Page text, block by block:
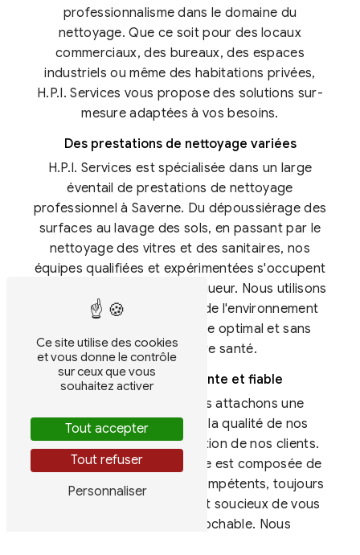
professionnalisme dans le domaine du
nettoyage. Que ce soit pour des locaux
commerciaux, des bureaux, des espaces
industriels ou même des habitations privées,
H.P.I. Services vous propose des solutions sur-
mesure adaptées à vos besoins.
Des prestations de nettoyage variées
H.P.I. Services est spécialisée dans un large
éventail de prestations de nettoyage
professionnel à Saverne. Du dépoussiérage des
surfaces au lavage des sols, en passant par le
nettoyage des vitres et des sanitaires, nos
équipes qualifiées et expérimentées s'occupent
de tout avec efficacité et rigueur. Nous utilisons
des produits respectueux de l'environnement
pour garantir un nettoyage optimal et sans
danger pour votre santé.
Une équipe compétente et fiable
Chez H.P.I. Services, nous attachons une
importance primordiale à la qualité de nos
prestations et à la satisfaction de nos clients.
C'est pourquoi notre équipe est composée de
professionnels formés et compétents, toujours
à l'écoute de vos besoins et soucieux de vous
offrir un service irréprochable. Nous
Ce site utilise des cookies
et vous donne le contrôle
sur ceux que vous
souhaitez activer
Tout accepter
Tout refuser
Personnaliser